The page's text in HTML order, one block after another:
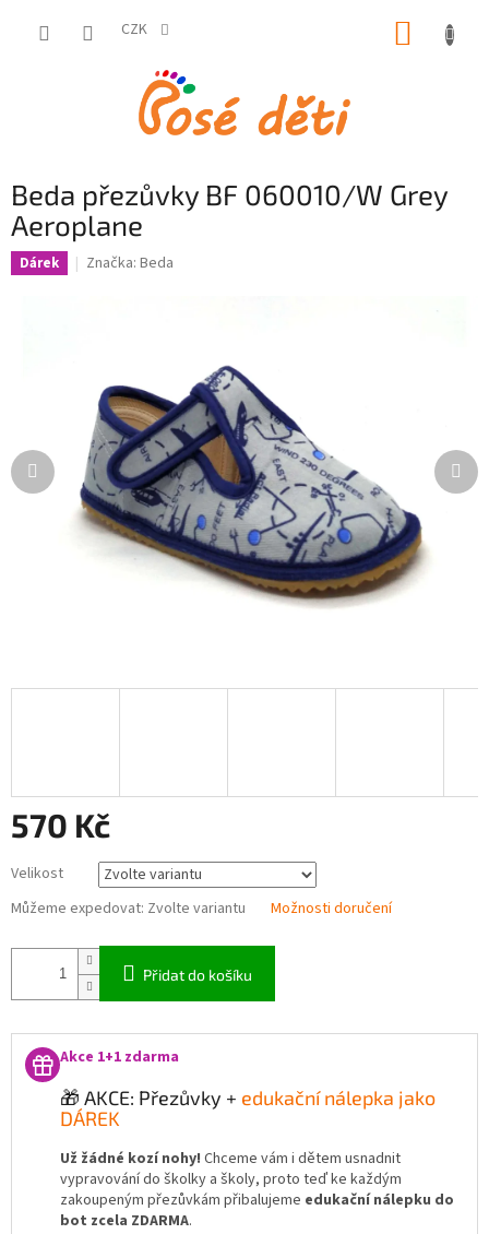
CZK
Beda přezůvky BF 060010/W Grey
Aeroplane
Dárek Značka: Beda
570 Kč
cena:
Velikost
Můžeme expedovat: Zvolte variantu Možnosti doručení
Přidat do košíku
Akce 1+1 zdarma
🎁 AKCE: Přezůvky + edukační nálepka jako
DÁREK
Už žádné kozí nohy! Chceme vám i dětem usnadnit
vypravování do školky a školy, proto teď ke každým
zakoupeným přezůvkám přibalujeme edukační nálepku do
bot zcela ZDARMA.